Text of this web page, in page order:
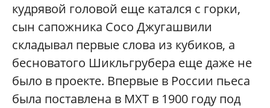
кудрявой головой еще катался с горки,
сын сапожника Сосо Джугашвили
складывал первые слова из кубиков, а
бесноватого Шикльгрубера еще даже не
было в проекте. Впервые в России пьеса
была поставлена в МХТ в 1900 году под